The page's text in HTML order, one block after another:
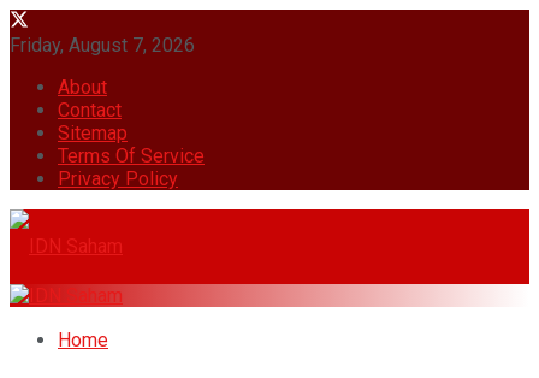
Friday, August 7, 2026
About
Contact
Sitemap
Terms Of Service
Privacy Policy
Home